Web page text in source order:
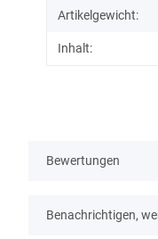
Artikelgewicht:
Inhalt:
Bewertungen
Benachrichtigen,